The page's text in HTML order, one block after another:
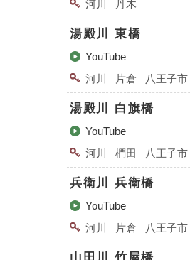
河川
丹⽊
湯殿川 東橋
YouTube
河川
⽚倉 八王子市
湯殿川 白旗橋
YouTube
河川
椚田 八王子市
兵衛川 兵衛橋
YouTube
河川
⽚倉 八王子市